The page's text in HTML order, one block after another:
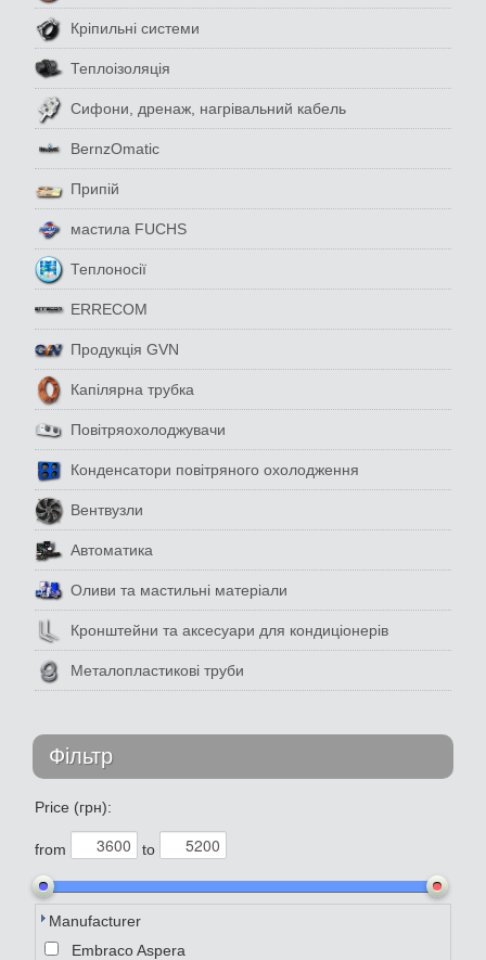
Кріпильні системи
Теплоізоляція
Сифони, дренаж, нагрівальний кабель
BernzOmatic
Припій
мастила FUCHS
Теплоносії
ERRECOM
Продукція GVN
Капілярна трубка
Повітряохолоджувачи
Конденсатори повітряного охолодження
Вентвузли
Автоматика
Оливи та мастильні матеріали
Кронштейни та аксесуари для кондиціонерів
Металопластикові труби
Фільтр
Price (грн):
from to
Manufacturer
Embraco Aspera